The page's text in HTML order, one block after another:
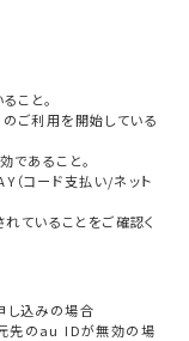
こと。
ご利用を開始している
であること。
コード支払い/ネット
ていることをご確認く
し込みの場合
先のau IDが無効の場